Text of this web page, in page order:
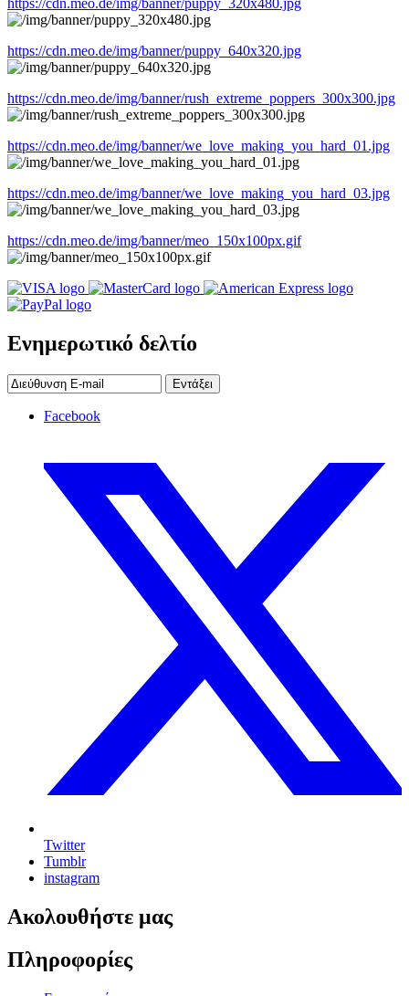
https://cdn.meo.de/img/banner/puppy_320x480.jpg
https://cdn.meo.de/img/banner/puppy_640x320.jpg
https://cdn.meo.de/img/banner/rush_extreme_poppers_300x300.jpg
https://cdn.meo.de/img/banner/we_love_making_you_hard_01.jpg
https://cdn.meo.de/img/banner/we_love_making_you_hard_03.jpg
https://cdn.meo.de/img/banner/meo_150x100px.gif
Ενημερωτικό δελτίο
Εντάξει
Facebook
Twitter
Tumblr
instagram
Ακολουθήστε μας
Πληροφορίες